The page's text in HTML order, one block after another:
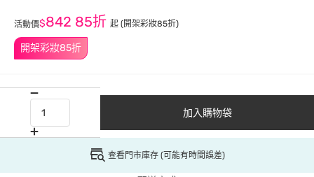
開架彩妝85折
活動價$842 85折 起 (開架彩妝85折)
加入購物袋
查看門市庫存 (可能有時間誤差)